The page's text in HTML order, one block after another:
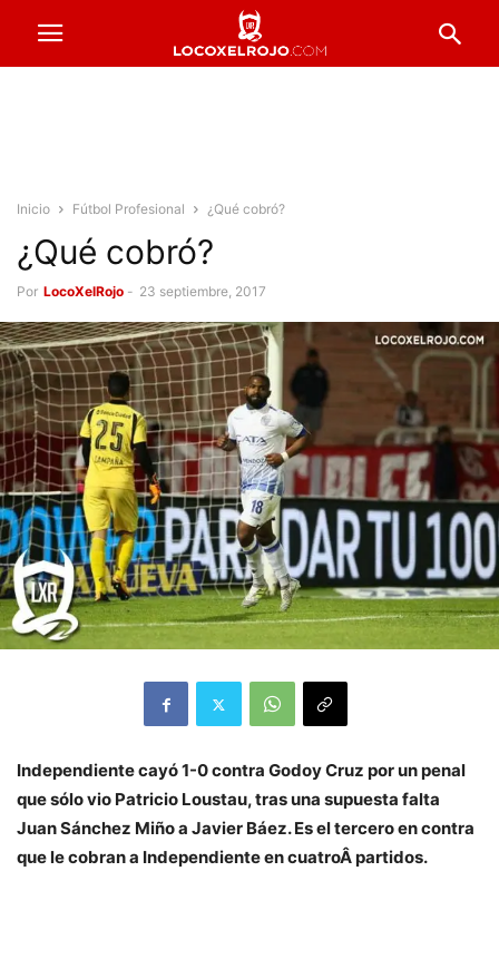
Inicio Fútbol Profesional ¿Qué cobró?
¿Qué cobró?
Por LocoXelRojo - 23 septiembre, 2017
Independiente cayó 1-0 contra Godoy Cruz por un penal
que sólo vio Patricio Loustau, tras una supuesta falta
Juan Sánchez Miño a Javier Báez. Es el tercero en contra
que le cobran a Independiente en cuatroÂ partidos.